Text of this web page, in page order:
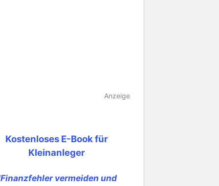
Anzeige
Kostenloses E-Book für
Kleinanleger
vermeiden und